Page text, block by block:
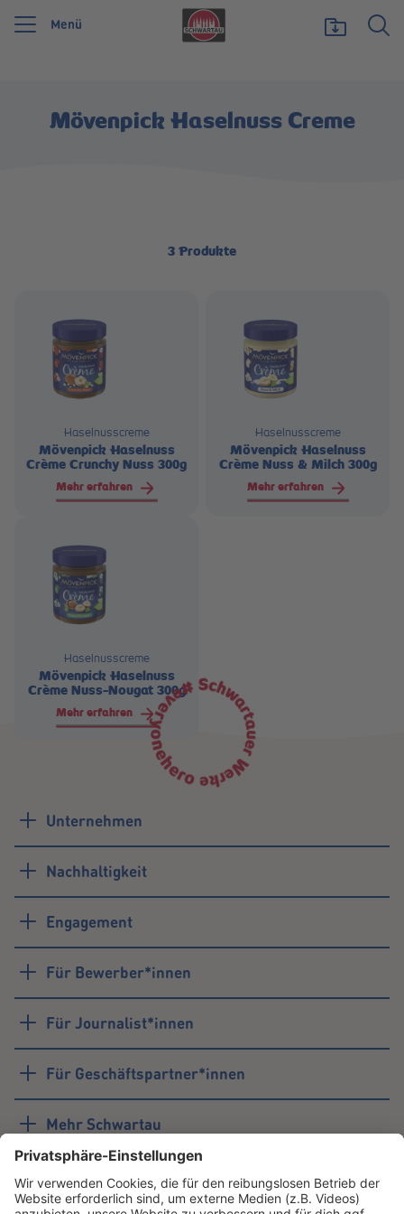
Wir feiern 125 Jahre Schwartauer Werke. Wir möchten etwas zurückgeben und
Menü
Mövenpick Haselnuss Creme
3 Produkte
Haselnusscreme
Mövenpick Haselnuss
Crème Crunchy Nuss 300g
Mehr erfahren
Haselnusscreme
Mövenpick Haselnuss
Crème Nuss & Milch 300g
Mehr erfahren
Haselnusscreme
Mövenpick Haselnuss
Crème Nuss-Nougat 300g
Mehr erfahren
Unternehmen
Nachhaltigkeit
Engagement
Für Bewerber*innen
Für Journalist*innen
Für Geschäftspartner*innen
Mehr Schwartau
#schwartau